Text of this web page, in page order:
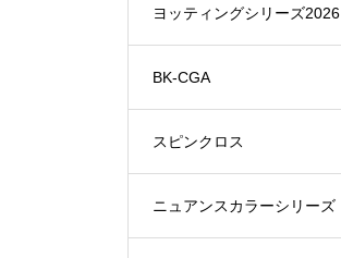
ヨッティングシリーズ2026
BK-CGA
スピンクロス
ニュアンスカラーシリーズ